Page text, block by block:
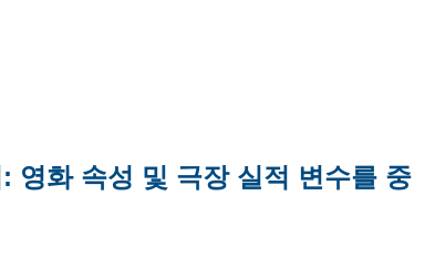
영화 속성 및 극장 실적 변수를 중